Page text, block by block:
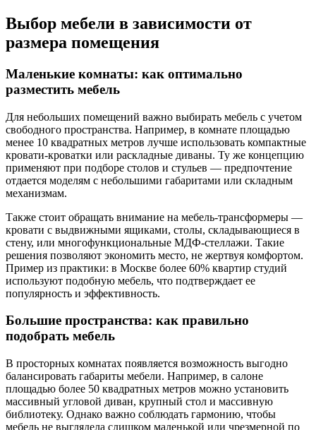
Выбор мебели в зависимости от
размера помещения
Маленькие комнаты: как оптимально
разместить мебель
Для небольших помещений важно выбирать мебель с учетом
свободного пространства. Например, в комнате площадью
менее 10 квадратных метров лучше использовать компактные
кровати-кроватки или раскладные диваны. Ту же концепцию
применяют при подборе столов и стульев — предпочтение
отдается моделям с небольшими габаритами или складным
механизмам.
Также стоит обращать внимание на мебель-трансформеры —
кровати с выдвижными ящиками, столы, складывающиеся в
стену, или многофункциональные МДФ-стеллажи. Такие
решения позволяют экономить место, не жертвуя комфортом.
Пример из практики: в Москве более 60% квартир студий
используют подобную мебель, что подтверждает ее
популярность и эффективность.
Большие пространства: как правильно
подобрать мебель
В просторных комнатах появляется возможность выгодно
балансировать габариты мебели. Например, в салоне
площадью более 50 квадратных метров можно установить
массивный угловой диван, крупный стол и массивную
библиотеку. Однако важно соблюдать гармонию, чтобы
мебель не выглядела слишком маленькой или чрезмерной по